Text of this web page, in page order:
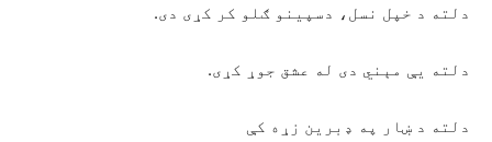
دلته د خپل نسل، دسپینو ګلو کر کړی دی.
دلته یې مېني دی له عشق جوړ کړی.
دلته د ښار په ډبرین زړه کې